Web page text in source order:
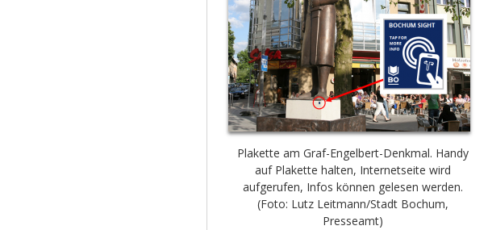
Plakette am Graf-Engelbert-Denkmal. Handy
auf Plakette halten, Internetseite wird
aufgerufen, Infos können gelesen werden.
(Foto: Lutz Leitmann/Stadt Bochum,
Presseamt)